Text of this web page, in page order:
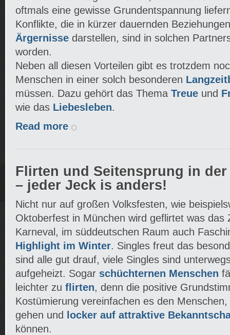
oftmals eine gewisse Grundentspannung
Konflikte, die in kürzer dauernden
Ärgernisse darstellen, sind in solchen
worden.
Neben all diesen Vorteilen gibt es trotzdem
Menschen in einer solch besonderen
müssen. Dazu gehört das Thema Treue und
wie das Liebesleben.
Read more
Flirten und Seitensprung in
– jeder Jeck is anders!
Nicht nur auf großen Volksfesten, wie
Oktoberfest in München wird geflirtet was das
Karneval, im süddeutschen Raum auch
Highlight im Winter. Singles freut das
sind alle gut drauf, viele Singles sind
aufgeheizt. Sogar schüchternen Menschen
leichter zu flirten, denn die positive
Kostümierung vereinfachen es den
gehen und
locker auf attraktive
können.